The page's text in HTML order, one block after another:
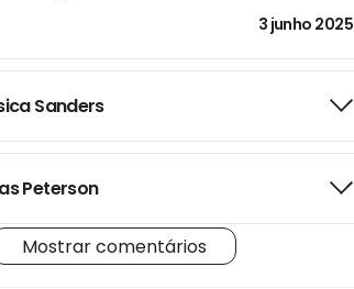
3 junho 2025
Sanders
Peterson
Waters
Mostrar comentários